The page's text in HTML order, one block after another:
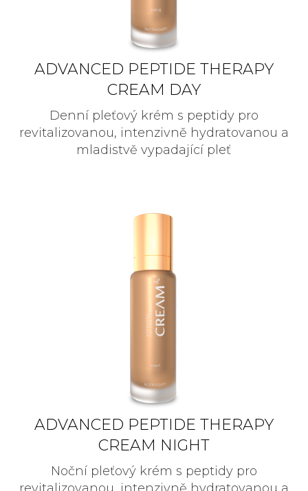
ADVANCED PEPTIDE THERAPY
CREAM DAY
Denní pleťový krém s peptidy pro
revitalizovanou, intenzivně hydratovanou a
mladistvě vypadající pleť
ADVANCED PEPTIDE THERAPY
CREAM NIGHT
Noční pleťový krém s peptidy pro